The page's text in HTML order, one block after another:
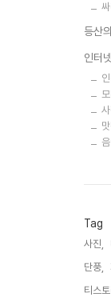
등산
인터
Tag
사진,
단풍,
티스토